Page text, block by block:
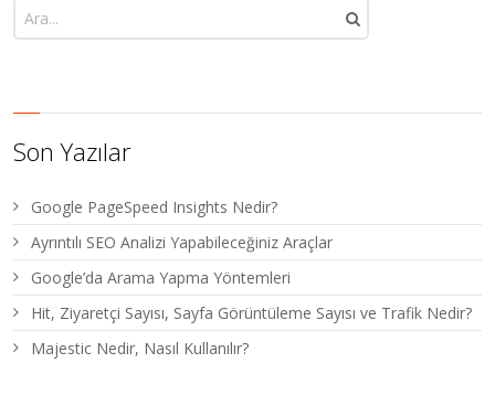
Son Yazılar
Google PageSpeed Insights Nedir?
Ayrıntılı SEO Analizi Yapabileceğiniz Araçlar
Google’da Arama Yapma Yöntemleri
Hit, Ziyaretçi Sayısı, Sayfa Görüntüleme Sayısı ve Trafik Nedir?
Majestic Nedir, Nasıl Kullanılır?